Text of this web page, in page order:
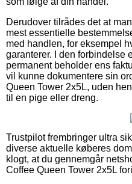
Derudover tilrådes det at
mest essentielle
med handlen, for eksempel
garanterer. I den forbindelse
permanent beholder ens
vil kunne dokumentere sin
Queen Tower 2x5L, uden
til en pige eller dreng.
Trustpilot frembringer ultra
diverse aktuelle køberes
klogt, at du gennemgår
Coffee Queen Tower 2x5L